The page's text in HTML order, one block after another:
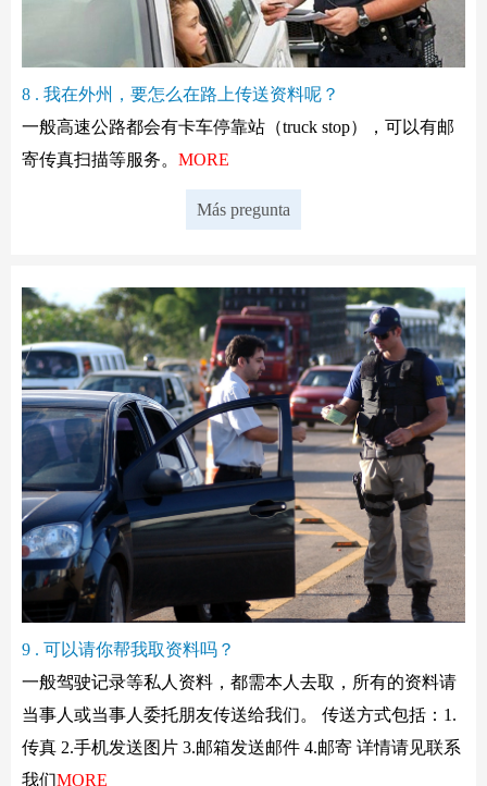
8 . 我在外州，要怎么在路上传送资料呢？
一般高速公路都会有卡车停靠站（truck stop），可以有邮
寄传真扫描等服务。 MORE
Más pregunta
9 . 可以请你帮我取资料吗？
一般驾驶记录等私人资料，都需本人去取，所有的资料请
当事人或当事人委托朋友传送给我们。 传送方式包括：1.
传真 2.手机发送图片 3.邮箱发送邮件 4.邮寄 详情请见联系
我们MORE